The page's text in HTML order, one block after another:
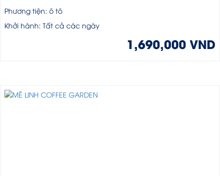
Phương tiện: ô tô
Khởi hành: Tất cả các ngày
1,690,000 VND